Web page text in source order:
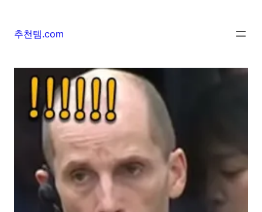
추천템.com